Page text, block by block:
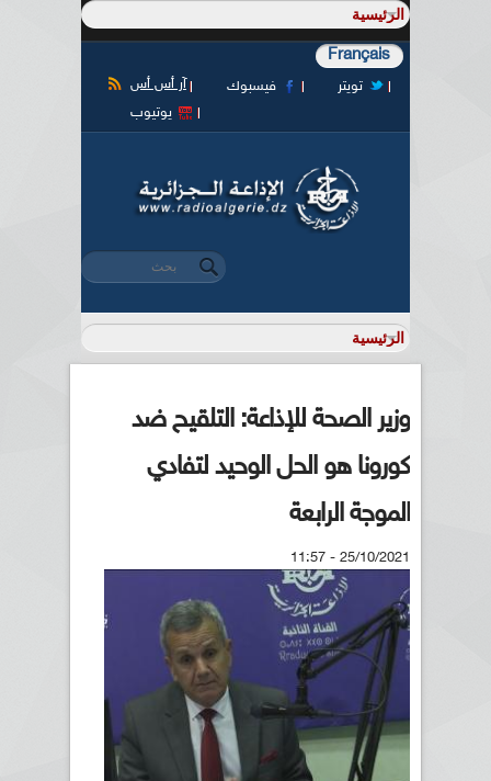
Français
آر أس أس فيسبوك
تويتر
يوتيوب
استمارة البحث
‏بحث ‏
وزير الصحة للإذاعة: التلقيح ضد
كورونا هو الحل الوحيد لتفادي
الموجة الرابعة
25/10/2021 - 11:57